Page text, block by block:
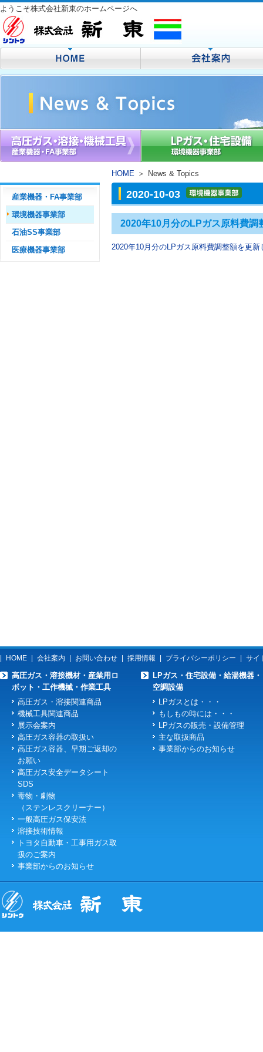
ようこそ株式会社新東のホームページへ
HOME ＞ News & Topics
産業機器・FA事業部
環境機器事業部
石油SS事業部
医療機器事業部
2020-10-03
2020年10月分のLPガス原料費調
2020年10月分のLPガス原料費調整額を更新
HOME 会社案内 お問い合わせ 採用情報 プライバシーポリシー サイ
高圧ガス・溶接機材・産業用ロ
ボット・工作機械・作業工具
高圧ガス・溶接関連商品
機械工具関連商品
展示会案内
高圧ガス容器の取扱い
高圧ガス容器、早期ご返却の
お願い
高圧ガス安全データシート
SDS
毒物・劇物
（ステンレスクリーナー）
一般高圧ガス保安法
溶接技術情報
トヨタ自動車・工事用ガス取
扱のご案内
事業部からのお知らせ
LPガス・住宅設備・給湯機器・
空調設備
LPガスとは・・・
もしもの時には・・・
LPガスの販売・設備管理
主な取扱商品
事業部からのお知らせ